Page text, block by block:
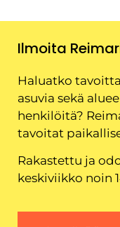
Ilmoita
Haluatko
asuvia sekä
henkilöitä?
tavoitat
Rakastettu ja
keskiviikko noin